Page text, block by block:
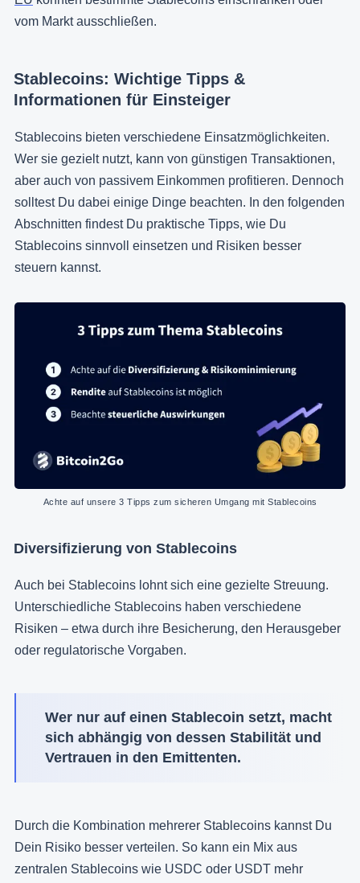
vom Markt ausschließen.
Stablecoins: Wichtige Tipps &
Informationen für Einsteiger
Stablecoins bieten verschiedene Einsatzmöglichkeiten.
Wer sie gezielt nutzt, kann von günstigen Transaktionen,
aber auch von passivem Einkommen profitieren. Dennoch
solltest Du dabei einige Dinge beachten. In den folgenden
Abschnitten findest Du praktische Tipps, wie Du
Stablecoins sinnvoll einsetzen und Risiken besser
steuern kannst.
Achte auf unsere 3 Tipps zum sicheren Umgang mit Stablecoins
Diversifizierung von Stablecoins
Auch bei Stablecoins lohnt sich eine gezielte Streuung.
Unterschiedliche Stablecoins haben verschiedene
Risiken – etwa durch ihre Besicherung, den Herausgeber
oder regulatorische Vorgaben.
Wer nur auf einen Stablecoin setzt, macht
sich abhängig von dessen Stabilität und
Vertrauen in den Emittenten.
Durch die Kombination mehrerer Stablecoins kannst Du
Dein Risiko besser verteilen. So kann ein Mix aus
zentralen Stablecoins wie USDC oder USDT mehr